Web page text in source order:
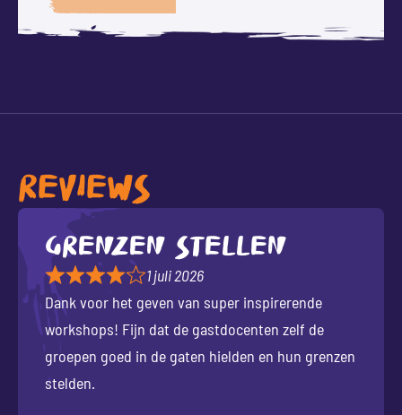
REVIEWS
Grenzen stellen
1 juli 2026
Dank voor het geven van super inspirerende
workshops! Fijn dat de gastdocenten zelf de
groepen goed in de gaten hielden en hun grenzen
stelden.